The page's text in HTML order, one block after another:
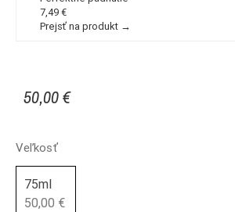
7,49 €
Prejsť na produkt →
50,00 €
Veľkosť
75ml
50,00 €